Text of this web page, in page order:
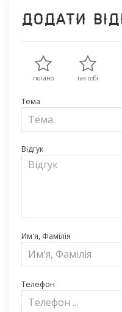
Додати
погано так собі
Тема
Відгук
Им'я, Фамілія
Телефон